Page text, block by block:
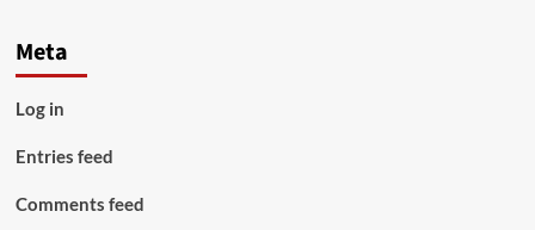
Meta
Log in
Entries feed
Comments feed